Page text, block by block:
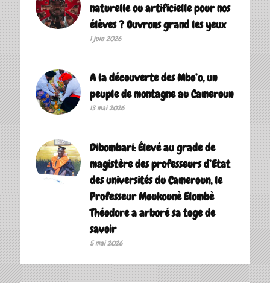
naturelle ou artificielle pour nos
élèves ? Ouvrons grand les yeux
1 juin 2026
A la découverte des Mbo’o, un
peuple de montagne au Cameroun
13 mai 2026
Dibombari: Élevé au grade de
magistère des professeurs d’Etat
des universités du Cameroun, le
Professeur Moukounè Elombè
Théodore a arboré sa toge de
savoir ‎
5 mai 2026